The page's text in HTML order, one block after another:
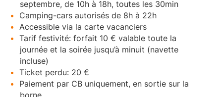
septembre, de 10h à 18h, toutes les 30min
Camping-cars autorisés de 8h à 22h
Accessible via la carte vacanciers
Tarif festivité: forfait 10 € valable toute la
journée et la soirée jusqu’à minuit (navette
incluse)
Ticket perdu: 20 €
Paiement par CB uniquement, en sortie sur la
borne